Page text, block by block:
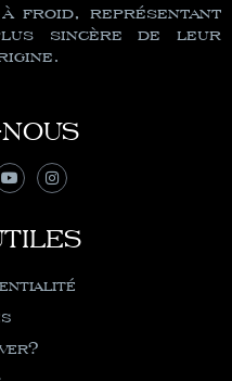
froid, représentant
sincère de leur